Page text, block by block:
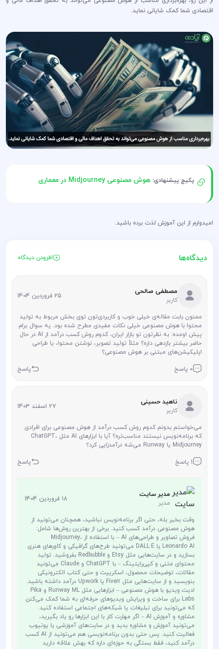
اقتصادی شما کمک شایانی نماید.
پکیج پیشنهادی:هوش مصنوعی Midjourney در معماری
امیدوارم از این آموزش لذت برده باشید.
دیدگاه‌ها افزودن دیدگاه
مصطفی صالحی
کاربر 25 فروردین 1404
ممنون بابت مقاله‌ی خیلی خوب و کاربردی‌تون توی بخش مربوط به تولید
محتوا با هوش مصنوعی خیلی نکات مفیدی مطرح شده بود. یه سوال برام
پیش اومده: به نظرتون تو بازار ایران، کدوم روش‌ کسب درآمد از AI در حال
حاضر بیشتر بازدهی داره؟ مثلاً تولید تصویر، نوشتن محتوا، یا طراحی
اپلیکیشن‌های مبتنی بر هوش مصنوعی؟
0 پاسخ پاسخ
ناهید حسینی
کاربر 27 اسفند 1403
می‌خواستم بدونم کدوم روش کسب درآمد از هوش مصنوعی برای افرادی
که برنامه‌نویس نیستند مناسب‌تره؟ آیا با ابزارهای AI مثل ChatGPT،
Midjourney یا Runway می‌شه درآمدزایی کرد؟
1 پاسخ پاسخ
مدیر سایت
مدیر 18 فروردین 1404
وقت بخیر بله، حتی اگر برنامه‌نویس نباشید، همچنان می‌تونید از
هوش مصنوعی درآمد کسب کنید. برخی از بهترین روش‌ها شامل:
فروش تصاویر و طراحی‌های AI – با استفاده از Midjourney،
Leonardo AI یا DALL·E می‌تونید طرح‌های گرافیکی و کاورهای هنری
بسازید و در سایت‌هایی مثل Etsy و Redbubble بفروشید. تولید
محتوای متنی و کپی‌رایتینگ – با ChatGPT و Claude می‌تونید
مقالات، توضیحات محصول، اسکریپت و حتی کتاب الکترونیکی
بنویسید و از سایت‌هایی مثل Fiverr یا Upwork درآمد داشته باشید.
ادیت ویدیو با هوش مصنوعی – ابزارهایی مثل Runway ML و Pika
Labs برای ساخت و ویرایش ویدیوهای حرفه‌ای به شما کمک می‌کنن
که می‌تونید برای تبلیغات یا شبکه‌های اجتماعی استفاده کنید.
مشاوره و آموزش AI – اگر مهارت کار با این ابزارها رو یاد بگیرید،
می‌تونید آموزش و مشاوره بدید و در سایت‌های آموزشی یا یوتیوب
فعالیت کنید. پس حتی بدون برنامه‌نویسی هم می‌تونید از AI کسب
درآمد کنید، فقط بستگی به حوزه‌ای داره که بهش علاقه دارید